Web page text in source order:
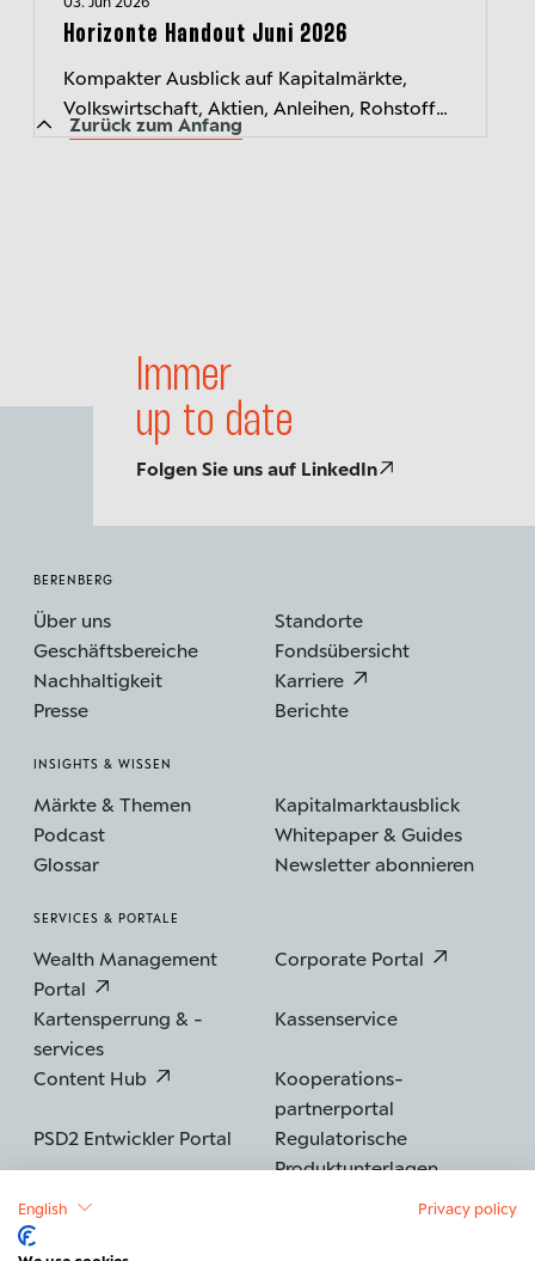
Horizonte Handout Juni 2026
Kompakter Ausblick auf Kapitalmärkte,
Volkswirtschaft, Aktien, Anleihen, Rohstoffe
und Währungen. Jeden Monat neu.
Immer
up to date
Folgen Sie uns auf LinkedIn
Zurück zum Anfang
BERENBERG
Über uns
Standorte
Geschäftsbereiche
Fondsübersicht
Nachhaltigkeit
Karriere
Presse
Berichte
INSIGHTS & WISSEN
Märkte & Themen
Kapitalmarktausblick
Podcast
Whitepaper & Guides
Glossar
Newsletter abonnieren
SERVICES & PORTALE
Wealth Management
Portal
Corporate Portal
Kartensperrung & -
services
Kassenservice
Content Hub
Kooperations­
partnerportal
PSD2 Entwickler Portal
Regulatorische
Produktunterlagen
English Privacy policy